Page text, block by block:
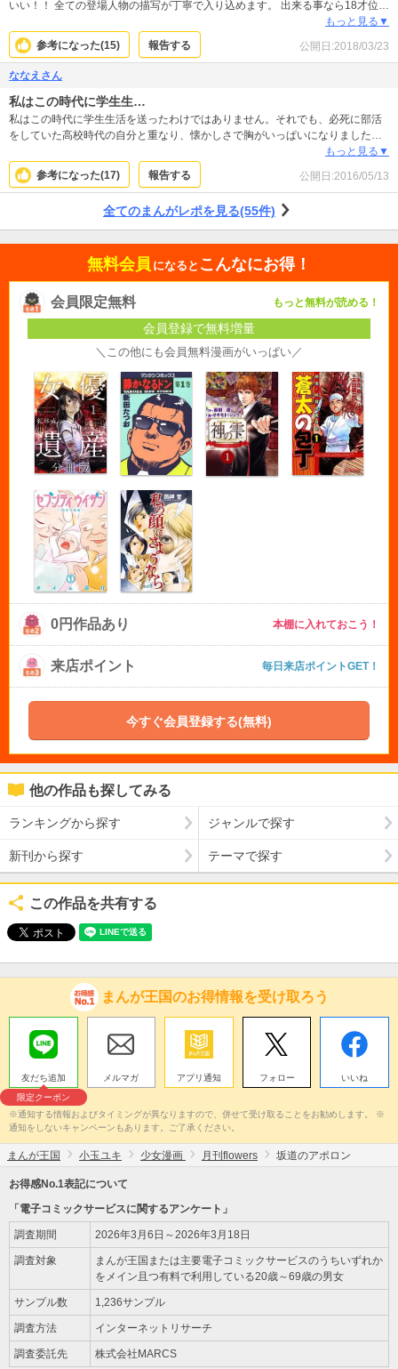
いい！！ 全ての登場人物の描写が丁寧で入り込めます。 出来る事なら18才位に
戻ってやり直したいなぁと図々しく思ってしまいました(笑) 曲も頭で流しなが
ら読むとホントによかったです。大好きな作品に出会えて嬉しいです！ 是非と
も読んでいただきたい！ 価値ある作品だと思います。
もっと見る▼
参考になった(15) 報告する 公開日:2018/03/23
ななえさん
私はこの時代に学生生…
私はこの時代に学生生活を送ったわけではありません。それでも、必死に部活
をしていた高校時代の自分と重なり、懐かしさで胸がいっぱいになりました。
大人になった今だって、友達はいます。好きな人もいます。趣味もあります。
でも、そういうことを千太郎や薫のように言葉に出すことは、もう気恥ずかし
くてできません。 だからこそ、言えない私に代わって全力で生き、「お前は友
しょう。 別冊のBONUS TRUCKも含めて最後まで読み、題名の意味が分かった
とき、作者は最初から二人の未来を、人生を、見据えて物語を書いていたのだ
なぁと驚きました。 二人の苦しくも力強い生きざまを読んでください。そし
て、読み終えたら「いつか王子様が」や「モーニン」を聴いて二人が取り憑か
れた世界に浸ってください。きっと、明日から頑張ろうと思えるはずです。
もっと見る▼
参考になった(17) 報告する 公開日:2016/05/13
全てのまんがレポを見る(55件)
無料会員 になると こんなにお得！
会員限定無料 もっと無料が読める！
会員登録で無料増量
＼この他にも会員無料漫画がいっぱい／
0円作品あり 本棚に入れておこう！
来店ポイント 毎日来店ポイントGET！
今すぐ会員登録する(無料)
他の作品も探してみる
ランキングから探す ジャンルで探す
新刊から探す テーマで探す
この作品を共有する
まんが王国のお得情報を受け取ろう
友だち追加
限定クーポン
メルマガ アプリ通知 フォロー いいね
※通知する情報およびタイミングが異なりますので、併せて受け取ることをお勧めします。 ※
通知をしないキャンペーンもあります。ご了承ください。
まんが王国 小玉ユキ 少女漫画 月刊flowers 坂道のアポロン
お得感No.1表記について
「電子コミックサービスに関するアンケート」
調査期間 2026年3月6日～2026年3月18日
調査対象
まんが王国または主要電子コミックサービスのうちいずれか
をメイン且つ有料で利用している20歳～69歳の男女
サンプル数 1,236サンプル
調査方法 インターネットリサーチ
調査委託先 株式会社MARCS